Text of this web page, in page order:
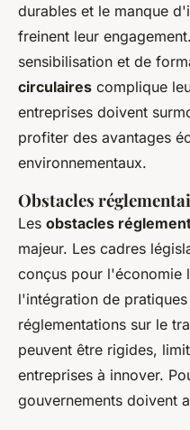
durables et le manque
freinent leur
sensibilisation et de
circulaires complique
entreprises doivent
profiter des avantages
environnementaux.
Obstacles
Les obstacles
majeur. Les cadres
conçus pour l'économie
l'intégration de
réglementations sur le
peuvent être rigides,
entreprises à innover.
gouvernements doivent